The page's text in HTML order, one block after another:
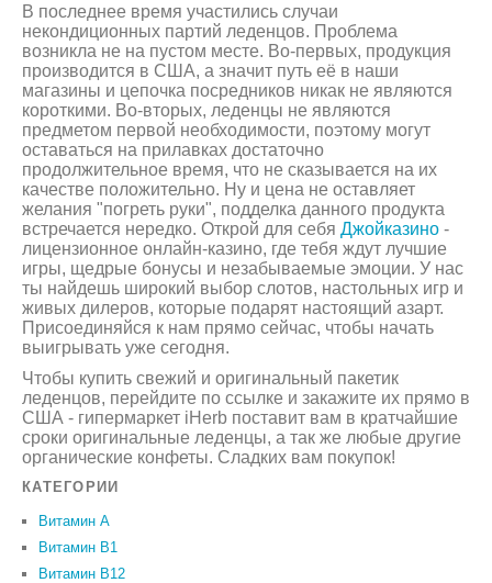
В последнее время участились случаи
некондиционных партий леденцов. Проблема
возникла не на пустом месте. Во-первых, продукция
производится в США, а значит путь её в наши
магазины и цепочка посредников никак не являются
короткими. Во-вторых, леденцы не являются
предметом первой необходимости, поэтому могут
оставаться на прилавках достаточно
продолжительное время, что не сказывается на их
качестве положительно. Ну и цена не оставляет
желания "погреть руки", подделка данного продукта
встречается нередко. Открой для себя Джойказино -
лицензионное онлайн-казино, где тебя ждут лучшие
игры, щедрые бонусы и незабываемые эмоции. У нас
ты найдешь широкий выбор слотов, настольных игр и
живых дилеров, которые подарят настоящий азарт.
Присоединяйся к нам прямо сейчас, чтобы начать
выигрывать уже сегодня.
Чтобы купить свежий и оригинальный пакетик
леденцов, перейдите по ссылке и закажите их прямо в
США - гипермаркет iHerb поставит вам в кратчайшие
сроки оригинальные леденцы, а так же любые другие
органические конфеты. Сладких вам покупок!
КАТЕГОРИИ
Витамин A
Витамин B1
Витамин B12